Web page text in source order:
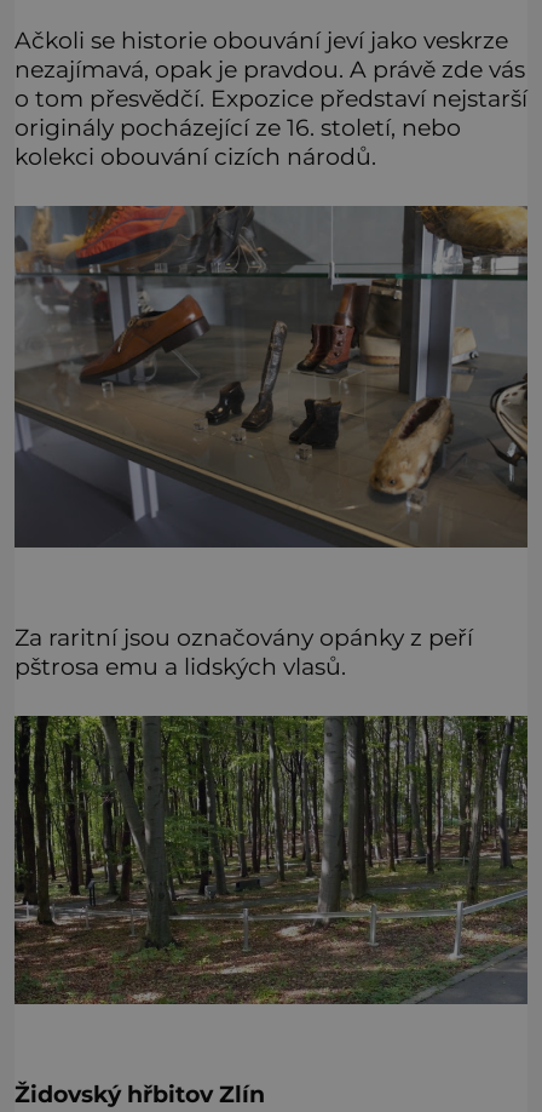
Ačkoli se historie obouvání jeví jako veskrze
nezajímavá, opak je pravdou. A právě zde vás
o tom přesvědčí. Expozice představí nejstarší
originály pocházející ze 16. století, nebo
kolekci obouvání cizích národů.
Za raritní jsou označovány opánky z peří
pštrosa emu a lidských vlasů.
Židovský hřbitov Zlín